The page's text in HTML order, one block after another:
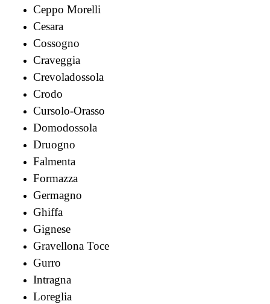
Ceppo Morelli
Cesara
Cossogno
Craveggia
Crevoladossola
Crodo
Cursolo-Orasso
Domodossola
Druogno
Falmenta
Formazza
Germagno
Ghiffa
Gignese
Gravellona Toce
Gurro
Intragna
Loreglia